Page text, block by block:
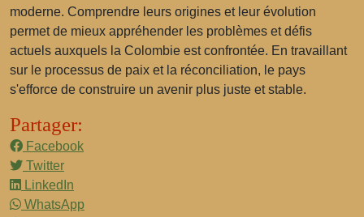
moderne. Comprendre leurs origines et leur évolution
permet de mieux appréhender les problèmes et défis
actuels auxquels la Colombie est confrontée. En travaillant
sur le processus de paix et la réconciliation, le pays
s'efforce de construire un avenir plus juste et stable.
Partager:
Facebook
Twitter
LinkedIn
WhatsApp